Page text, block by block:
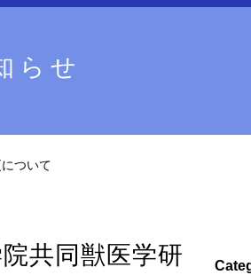
らせ
ついて
共同獣医学研